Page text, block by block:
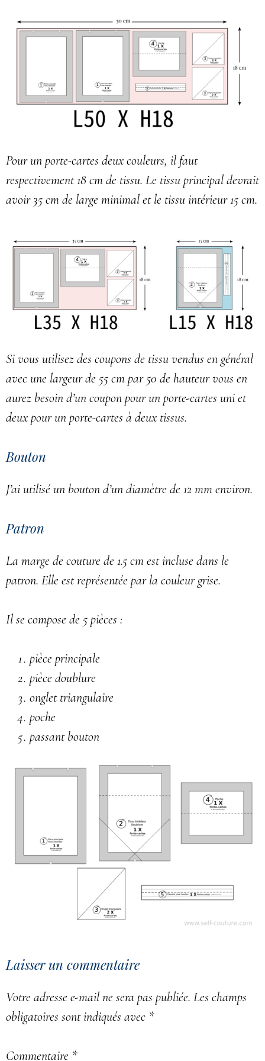
Pour un porte-cartes deux couleurs, il faut
respectivement 18 cm de tissu. Le tissu principal devrait
avoir 35 cm de large minimal et le tissu intérieur 15 cm.
Si vous utilisez des coupons de tissu vendus en général
avec une largeur de 55 cm par 50 de hauteur vous en
aurez besoin d’un coupon pour un porte-cartes uni et
deux pour un porte-cartes à deux tissus.
Bouton
J’ai utilisé un bouton d’un diamètre de 12 mm environ.
Patron
La marge de couture de 1.5 cm est incluse dans le
patron. Elle est représentée par la couleur grise.
Il se compose de 5 pièces :
pièce principale
pièce doublure
onglet triangulaire
poche
passant bouton
Laisser un commentaire
Votre adresse e-mail ne sera pas publiée. Les champs
obligatoires sont indiqués avec *
Commentaire *